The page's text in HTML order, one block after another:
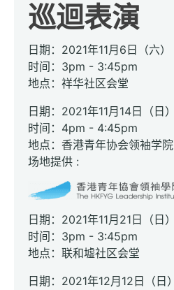
巡迴表演
日期：2021年11月6日（六）
时间：3pm - 3:45pm
地点：祥华社区会堂
日期：2021年11月14日（日）
时间：4pm - 4:45pm
地点：香港青年协会领袖学院
场地提供 :
日期：2021年11月21日（日）
时间：3pm - 3:45pm
地点：联和墟社区会堂
日期：2021年12月12日（日）